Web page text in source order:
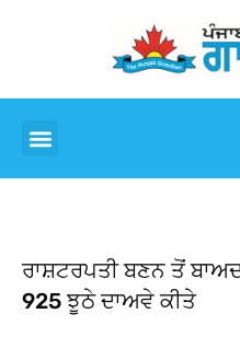
ਰਾਸ਼ਟਰਪਤੀ ਬਣਨ ਤੋਂ
925 ਝੂਠੇ ਦਾਅਵੇ ਕੀਤੇ